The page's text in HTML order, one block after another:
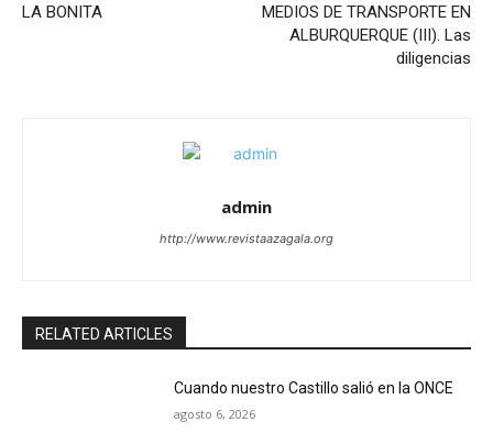
LA BONITA
MEDIOS DE TRANSPORTE EN
ALBURQUERQUE (III). Las
diligencias
admin
http://www.revistaazagala.org
RELATED ARTICLES
Cuando nuestro Castillo salió en la ONCE
agosto 6, 2026